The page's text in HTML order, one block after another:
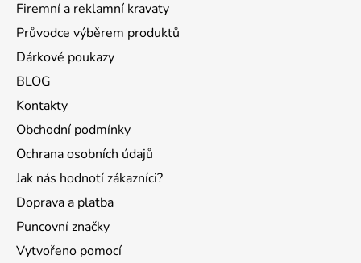
Firemní a reklamní kravaty
Průvodce výběrem produktů
Dárkové poukazy
BLOG
Kontakty
Obchodní podmínky
Ochrana osobních údajů
Jak nás hodnotí zákazníci?
Doprava a platba
Puncovní značky
Vytvořeno pomocí